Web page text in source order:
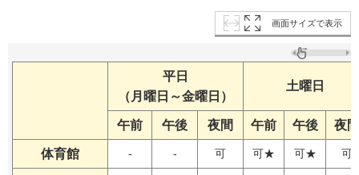
画面サイズで表示
平日
（月曜日～金曜日）
土曜日
午前 午後 夜間 午前 午後 夜間
体育館 - - 可 可★ 可★ 可